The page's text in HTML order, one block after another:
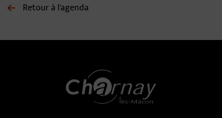
Retour à l'agenda